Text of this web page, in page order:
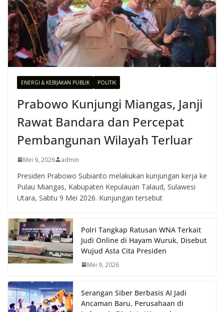
ENERGI & KEBIJAKAN PUBLIK POLITIK
Prabowo Kunjungi Miangas, Janji
Rawat Bandara dan Percepat
Pembangunan Wilayah Terluar
Mei 9, 2026 admin
Presiden Prabowo Subianto melakukan kunjungan kerja ke
Pulau Miangas, Kabupaten Kepulauan Talaud, Sulawesi
Utara, Sabtu 9 Mei 2026. Kunjungan tersebut
Polri Tangkap Ratusan WNA Terkait
Judi Online di Hayam Wuruk, Disebut
Wujud Asta Cita Presiden
Mei 9, 2026
Serangan Siber Berbasis AI Jadi
Ancaman Baru, Perusahaan di